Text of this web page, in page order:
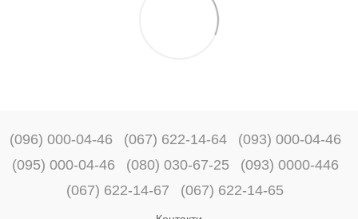
(096) 000-04-46 (067) 622-14-64
(093) 000-04-46
(095) 000-04-46
(080) 030-67-25
(093) 0000-446
(067) 622-14-67
(067) 622-14-65